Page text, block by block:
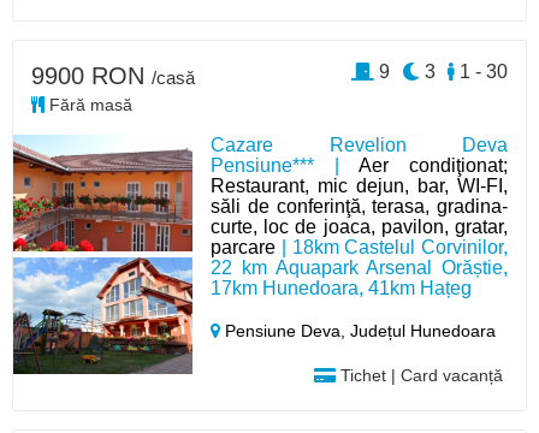
Cazare Revelion Deva
Pensiune*** |Aer condiţionat;
Restaurant, mic dejun, bar, WI-FI,
săli de conferinţă, terasa, gradina-
curte, loc de joaca, pavilon, gratar,
parcare | 18km Castelul Corvinilor,
22 km Aquapark Arsenal Orăștie,
17km Hunedoara, 41km Hațeg
Pensiune Deva,Județul Hunedoara
Tichet | Card vacanță
9900 RON /casă
Fără masă
1 - 30
3
9